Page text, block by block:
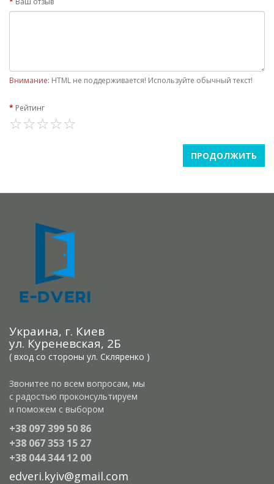
Внимание: HTML не поддерживается! Используйте обычный текст!
Рейтинг
ПРОДОЛЖИТЬ
Украина, г. Киев
ул. Куреневская, 2Б
( вход со стороны ул. Скляренко )
Звонитее по всем вопросам, мы
с радостью проконсультируем
и поможем с выбором
+38 097 399 50 86
+38 067 353 15 27
+38 044 344 12 00
edveri.kyiv@gmail.com